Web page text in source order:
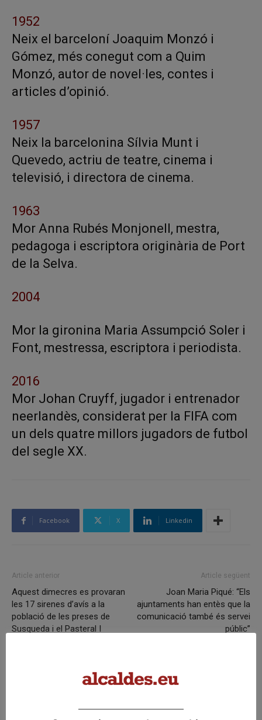
1952
Neix el barceloní Joaquim Monzó i
Gómez, més conegut com a Quim
Monzó, autor de novel·les, contes i
articles d’opinió.
1957
Neix la barcelonina Sílvia Munt i
Quevedo, actriu de teatre, cinema i
televisió, i directora de cinema.
1963
Mor Anna Rubés Monjonell, mestra,
pedagoga i escriptora originària de Port
de la Selva.
2004
Mor la gironina Maria Assumpció Soler i
Font, mestressa, escriptora i periodista.
2016
Mor Johan Cruyff, jugador i entrenador
neerlandès, considerat per la FIFA com
un dels quatre millors jugadors de futbol
del segle XX.
Facebook X Linkedin
Article anterior
Aquest dimecres es provaran
les 17 sirenes d’avís a la
població de les preses de
Susqueda i el Pasteral I
Article següent
Joan Maria Piqué: “Els
ajuntaments han entès que la
comunicació també és servei
públic”
Articles relacionats